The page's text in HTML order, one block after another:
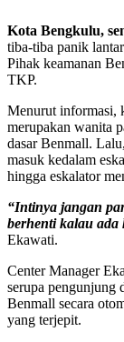
Kota Bengkulu,
tiba-tiba panik
Pihak keamanan
TKP.
Menurut informasi,
merupakan wanita
dasar Benmall.
masuk kedalam
hingga eskalator
“Intinya jangan
berhenti kalau ada
Ekawati.
Center Manager
serupa pengunjung
Benmall secara
yang terjepit.